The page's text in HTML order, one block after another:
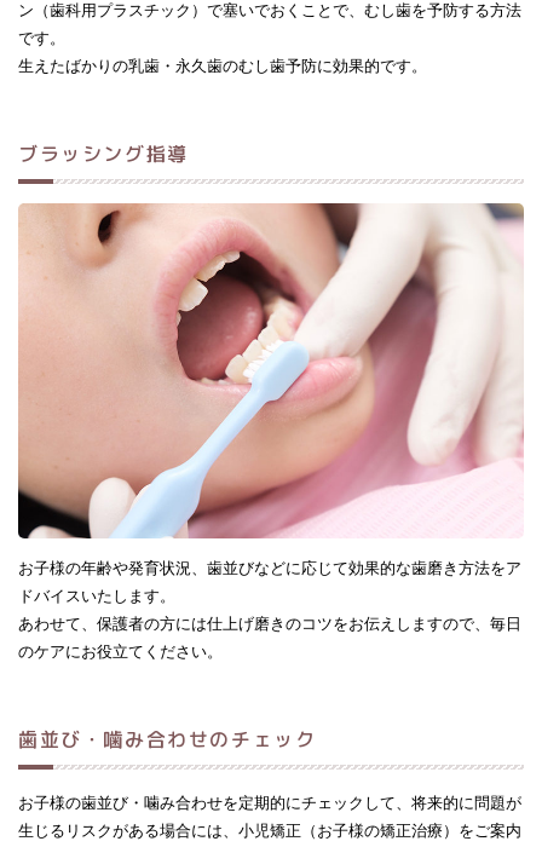
ン（歯科用プラスチック）で塞いでおくことで、むし歯を予防する方法
です。
生えたばかりの乳歯・永久歯のむし歯予防に効果的です。
ブラッシング指導
お子様の年齢や発育状況、歯並びなどに応じて効果的な歯磨き方法をア
ドバイスいたします。
あわせて、保護者の方には仕上げ磨きのコツをお伝えしますので、毎日
のケアにお役立てください。
歯並び・噛み合わせのチェック
お子様の歯並び・噛み合わせを定期的にチェックして、将来的に問題が
生じるリスクがある場合には、小児矯正（お子様の矯正治療）をご案内